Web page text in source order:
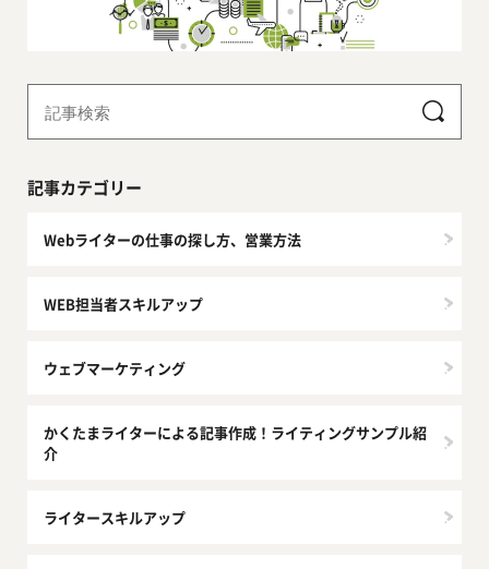
記事カテゴリー
Webライターの仕事の探し方、営業方法
WEB担当者スキルアップ
ウェブマーケティング
かくたまライターによる記事作成！ライティングサンプル紹
介
ライタースキルアップ